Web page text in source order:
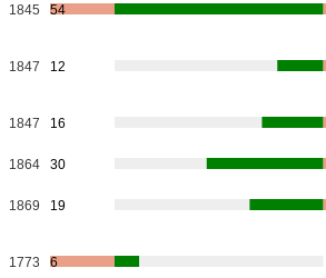
1845 54
1847 12
1847 16
1864 30
1869 19
1773
6